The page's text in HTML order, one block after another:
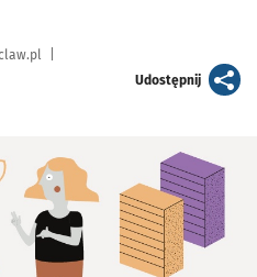
Udostępnijartykuł